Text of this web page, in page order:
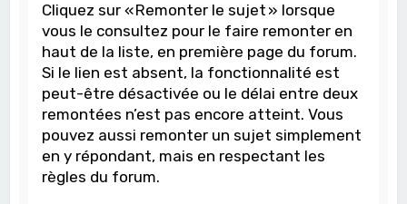
Cliquez sur « Remonter le sujet » lorsque
vous le consultez pour le faire remonter en
haut de la liste, en première page du forum.
Si le lien est absent, la fonctionnalité est
peut-être désactivée ou le délai entre deux
remontées n’est pas encore atteint. Vous
pouvez aussi remonter un sujet simplement
en y répondant, mais en respectant les
règles du forum.